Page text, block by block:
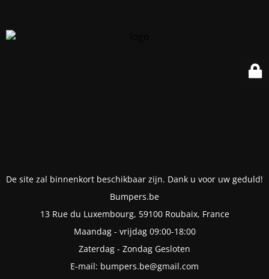
De site zal binnenkort beschikbaar zijn. Dank u voor uw geduld!
Bumpers.be
13 Rue du Luxembourg, 59100 Roubaix, France
Maandag - vrijdag 09:00-18:00
Zaterdag - Zondag Gesloten
E-mail: bumpers.be@gmail.com